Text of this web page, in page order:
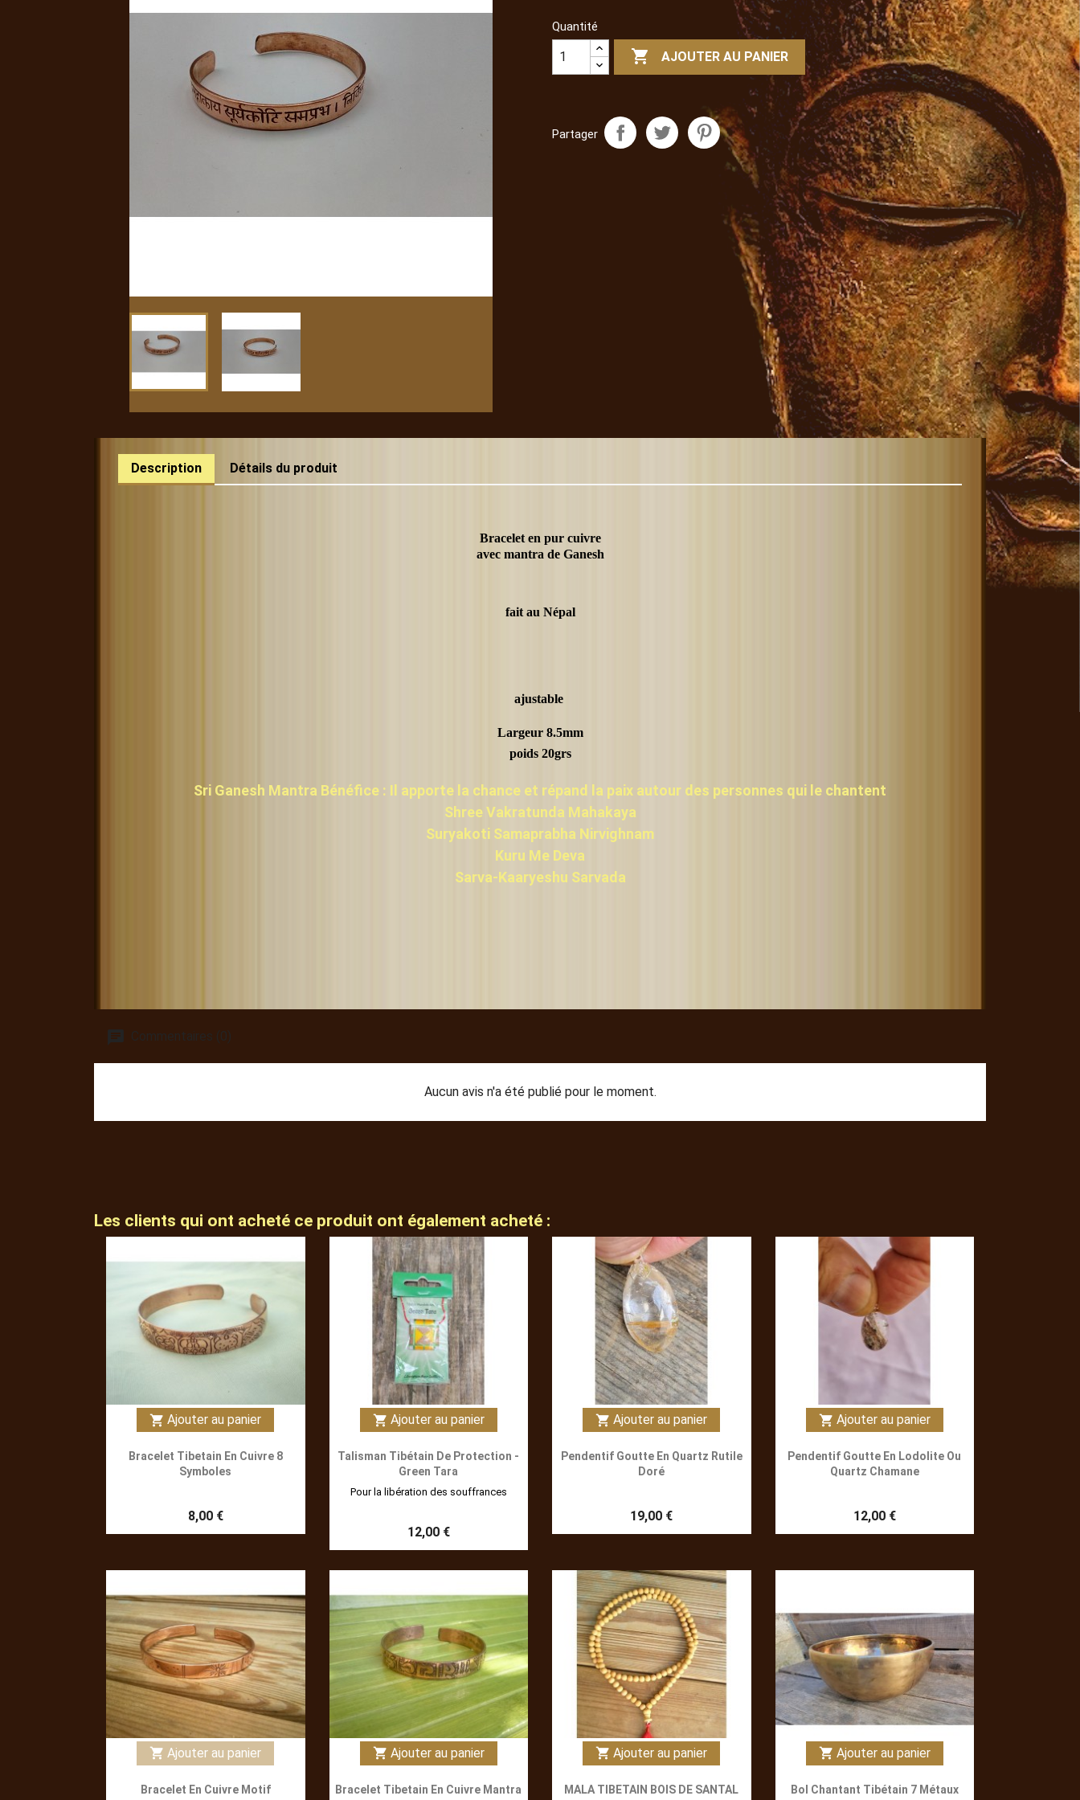
Quantité
 AJOUTER AU PANIER
Partager
Description Détails du produit
Bracelet en pur cuivre
avec mantra de Ganesh
fait au Népal
ajustable
Largeur 8.5mm
poids 20grs
Sri Ganesh Mantra Bénéfice : Il apporte la chance et répand la paix autour des personnes qui le chantent
Shree Vakratunda Mahakaya
Suryakoti Samaprabha Nirvighnam
Kuru Me Deva
Sarva-Kaaryeshu Sarvada
Commentaires (0)
Aucun avis n'a été publié pour le moment.
Les clients qui ont acheté ce produit ont également acheté :
shopping_cart Ajouter au panier
Bracelet Tibetain En Cuivre 8
Symboles
8,00 €
shopping_cart Ajouter au panier
Talisman Tibétain De Protection -
Green Tara
Pour la libération des souffrances
12,00 €
shopping_cart Ajouter au panier
Pendentif Goutte En Quartz Rutile
Doré
19,00 €
shopping_cart Ajouter au panier
Pendentif Goutte En Lodolite Ou
Quartz Chamane
12,00 €
shopping_cart Ajouter au panier
Bracelet En Cuivre Motif
shopping_cart Ajouter au panier
Bracelet Tibetain En Cuivre Mantra
shopping_cart Ajouter au panier
MALA TIBETAIN BOIS DE SANTAL
shopping_cart Ajouter au panier
Bol Chantant Tibétain 7 Métaux